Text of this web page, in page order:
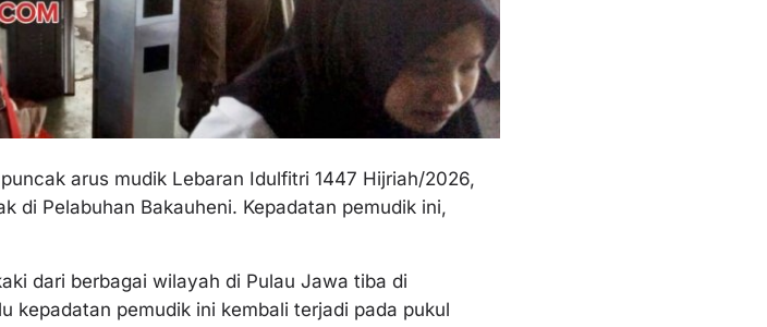
arus mudik Lebaran Idulfitri 1447 Hijriah/2026,
di Pelabuhan Bakauheni. Kepadatan pemudik ini,
dari berbagai wilayah di Pulau Jawa tiba di
kepadatan pemudik ini kembali terjadi pada pukul